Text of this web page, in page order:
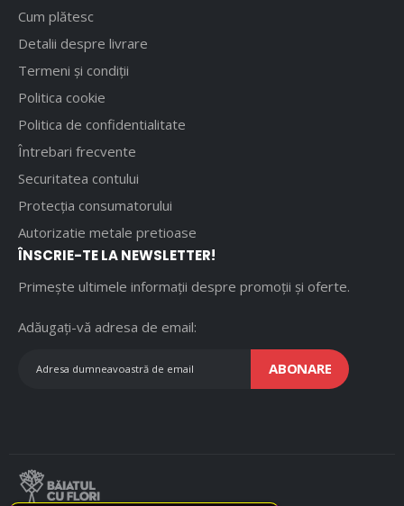
Cum plătesc
Detalii despre livrare
Termeni și condiții
Politica cookie
Politica de confidentialitate
Întrebari frecvente
Securitatea contului
Protecția consumatorului
Autorizatie metale pretioase
ÎNSCRIE-TE LA NEWSLETTER!
Primește ultimele informații despre promoții și oferte.
Adăugați-vă adresa de email:
ABONARE